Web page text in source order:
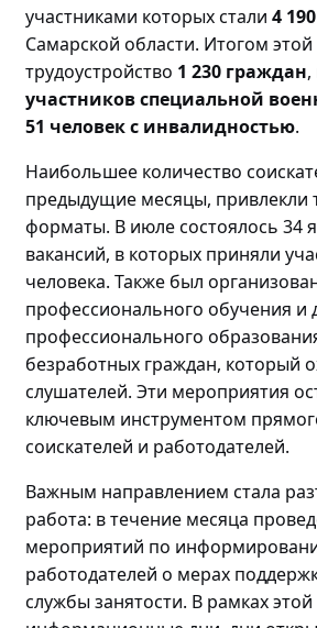
участниками которых стали 4
Самарской области. Итогом
трудоустройство 1 230 граждан,
участников специальной
51 человек с инвалидностью.
Наибольшее количество
предыдущие месяцы, привлекли
форматы. В июле состоялось 34
вакансий, в которых приняли
человека. Также был
профессионального обучения и
профессионального
безработных граждан, который
слушателей. Эти мероприятия
ключевым инструментом
соискателей и работодателей.
Важным направлением стала
работа: в течение месяца
мероприятий по
работодателей о мерах
службы занятости. В рамках